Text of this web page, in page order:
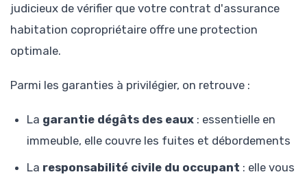
judicieux de vérifier que votre contrat d'assurance
habitation copropriétaire offre une protection
optimale.
Parmi les garanties à privilégier, on retrouve :
La garantie dégâts des eaux : essentielle en
immeuble, elle couvre les fuites et débordements
La responsabilité civile du occupant : elle vous